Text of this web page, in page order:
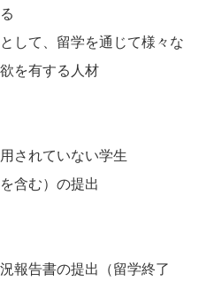
して、留学を通じて様々な
を有する人材
されていない学生
含む）の提出
報告書の提出（留学終了